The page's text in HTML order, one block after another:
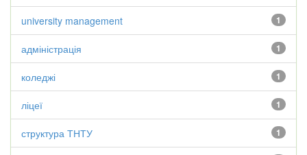
1
university management
1
адміністрація
1
коледжі
1
ліцеї
1
структура ТНТУ